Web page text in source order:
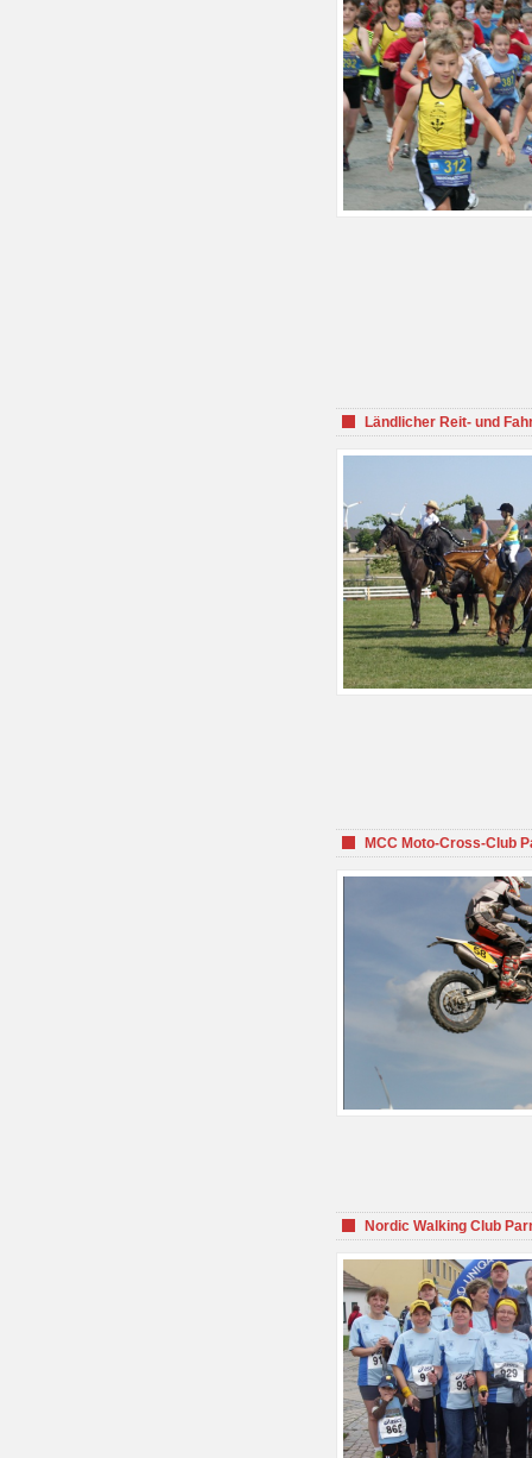
Ländlicher Reit- und
MCC Moto-Cross-Club
Nordic Walking Club